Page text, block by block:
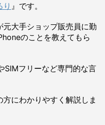
り 』です。
大手ショップ販売員に勤
のことを教えてもら
SIMフリーなど専門的な言
にわかりやすく解説しま